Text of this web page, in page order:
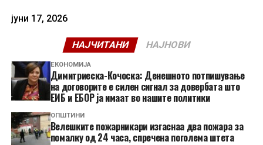
јуни 17, 2026
НАЈЧИТАНИ НАЈНОВИ
ЕКОНОМИЈА
Димитриеска-Кочоска: Денешното потпишување
на договорите е силен сигнал за довербата што
ЕИБ и ЕБОР ја имаат во нашите политики
ОПШТИНИ
Велешките пожарникари изгаснаа два пожара за
помалку од 24 часа, спречена поголема штета